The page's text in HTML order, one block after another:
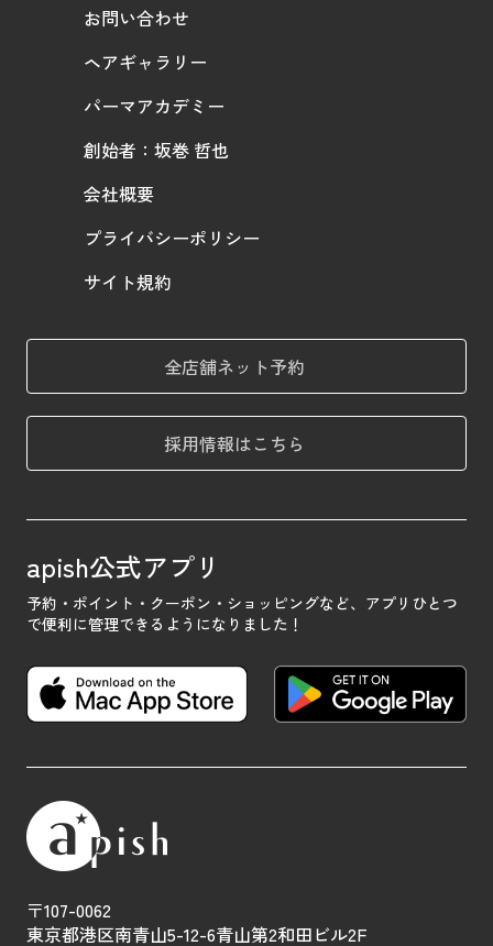
お問い合わせ
ヘアギャラリー
パーマアカデミー
創始者：坂巻 哲也
会社概要
プライバシーポリシー
サイト規約
全店舗ネット予約
採用情報はこちら
apish公式アプリ
予約・ポイント・クーポン・ショッピングなど、 アプリひとつ
で便利に管理できるようになりました！
〒107-0062
東京都港区南青山5-12-6青山第2和田ビル2F